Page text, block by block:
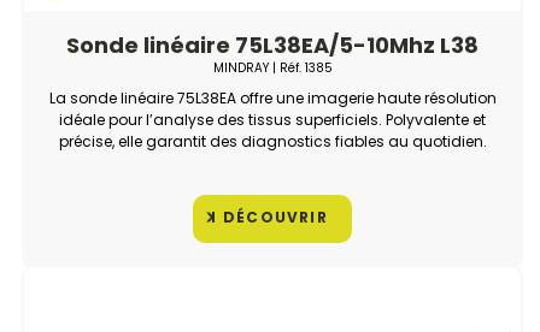
Sonde linéaire 75L38EA/5-10Mhz L38
MINDRAY| Réf. 1385
La sonde linéaire 75L38EA offre une imagerie haute résolution
idéale pour l’analyse des tissus superficiels. Polyvalente et
précise, elle garantit des diagnostics fiables au quotidien.
DÉCOUVRIR